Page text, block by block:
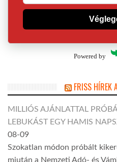
Powered by
FRISS HÍREK
MILLIÓS AJÁNLATTAL
LEBUKÁST EGY HAMIS
08-09
Szokatlan módon próbált
miután a Nemzeti Adó- és